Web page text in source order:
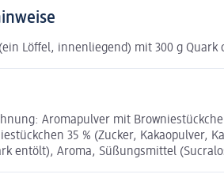
Löffel, innenliegend) mit 300 g
Aromapulver mit
35 % (Zucker, Kakaopulver,
entölt), Aroma, Süßungsmittel